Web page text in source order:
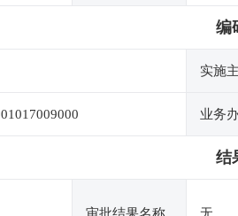
编
实施
业务
结